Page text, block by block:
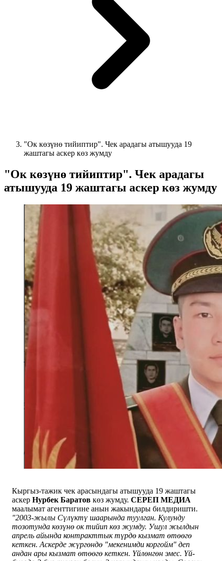
"Ок көзүнө тийиптир". Чек арадагы атышууда 19
жаштагы аскер көз жумду
"Ок көзүнө тийиптир". Чек арадагы
атышууда 19 жаштагы аскер көз жумду
Кыргыз-тажик чек арасындагы атышууда 19 жаштагы
аскер Нурбек Баратов көз жумду. СЕРЕП МЕДИА
маалымат агенттигине анын жакындары билдиришти.
"2003-жылы Сүлүктү шаарында туулган. Кулунду
тозотунда көзүнө ок тийип көз жумду. Ушул жылдын
апрель айында контракттык түрдө кызмат өтөөгө
кеткен. Аскерде жүргөндө "мекенимди коргойм" деп
андан ары кызмат өтөөгө кеткен. Үйлөнгөн эмес. Үй-